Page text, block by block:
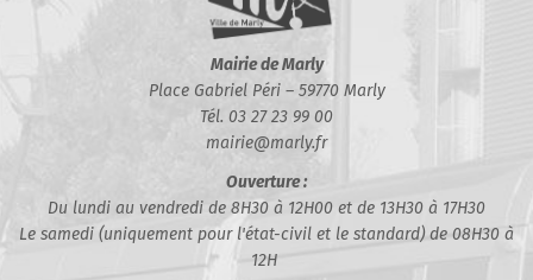
Mairie de Marly
Place Gabriel Péri – 59770 Marly
Tél. 03 27 23 99 00
mairie@marly.fr
Ouverture :
Du lundi au vendredi de 8H30 à 12H00 et de 13H30 à 17H30
Le samedi (uniquement pour l'état-civil et le standard) de 08H30 à
12H